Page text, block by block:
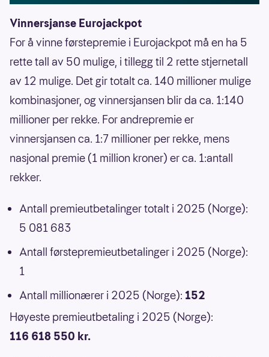
Vinnersjanse Eurojackpot
For å vinne førstepremie i Eurojackpot må en ha 5
rette tall av 50 mulige, i tillegg til 2 rette stjernetall
av 12 mulige. Det gir totalt ca. 140 millioner mulige
kombinasjoner, og vinnersjansen blir da ca. 1:140
millioner per rekke. For andrepremie er
vinnersjansen ca. 1:7 millioner per rekke, mens
nasjonal premie (1 million kroner) er ca. 1:antall
rekker.
Antall premieutbetalinger totalt i 2025 (Norge):
5 081 683
Antall førstepremieutbetalinger i 2025 (Norge):
1
Antall millionærer i 2025 (Norge): 152
Høyeste premieutbetaling i 2025 (Norge):
116 618 550 kr.